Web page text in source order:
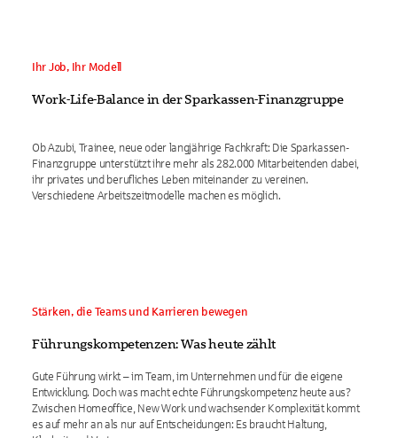
Ihr Job, Ihr Modell
Work-Life-Balance in der Sparkassen-Finanzgruppe
Ob Azubi, Trainee, neue oder langjährige Fachkraft: Die Sparkassen-
Finanzgruppe unterstützt ihre mehr als 282.000 Mitarbeitenden dabei,
ihr privates und berufliches Leben miteinander zu vereinen.
Verschiedene Arbeitszeitmodelle machen es möglich.
Stärken, die Teams und Karrieren bewegen
Führungskompetenzen: Was heute zählt
Gute Führung wirkt – im Team, im Unternehmen und für die eigene
Entwicklung. Doch was macht echte Führungskompetenz heute aus?
Zwischen Homeoffice, New Work und wachsender Komplexität kommt
es auf mehr an als nur auf Entscheidungen: Es braucht Haltung,